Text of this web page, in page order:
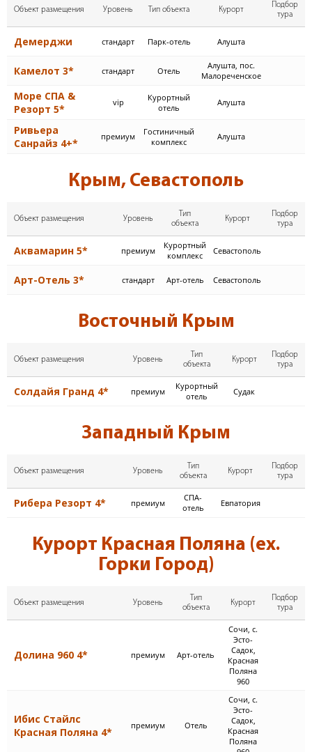
Объект размещения Уровень Тип объекта Курорт
Подбор
тура
Демерджи стандарт Парк-отель Алушта
Камелот 3* стандарт Отель
Алушта, пос.
Малореченское
Море СПА &
Резорт 5*
vip
Курортный
отель
Алушта
Ривьера
Санрайз 4+*
премиум
Гостиничный
комплекс
Алушта
Крым, Севастополь
Объект размещения Уровень
Тип
объекта
Курорт
Подбор
тура
Аквамарин 5* премиум
Курортный
комплекс
Севастополь
Арт-Отель 3* стандарт Арт-отель Севастополь
Восточный Крым
Объект размещения Уровень
Тип
объекта
Курорт
Подбор
тура
Солдайя Гранд 4* премиум
Курортный
отель
Судак
Западный Крым
Объект размещения Уровень
Тип
объекта
Курорт
Подбор
тура
Рибера Резорт 4* премиум
СПА-
отель
Евпатория
Курорт Красная Поляна (ex.
Горки Город)
Объект размещения Уровень
Тип
объекта
Курорт
Подбор
тура
Долина 960 4* премиум Арт-отель
Сочи, с.
Эсто-
Садок,
Красная
Поляна
960
Ибис Стайлс
Красная Поляна 4*
премиум Отель
Сочи, с.
Эсто-
Садок,
Красная
Поляна